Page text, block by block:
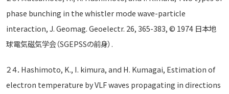
phase bunching in the whistler mode wave-particle
interaction, J. Geomag. Geoelectr. 26, 365-383, © 1974 日本地
球電気磁気学会（SGEPSSの前身）.
２４．Hashimoto, K., I. kimura, and H. Kumagai, Estimation of
electron temperature by VLF waves propagating in directions